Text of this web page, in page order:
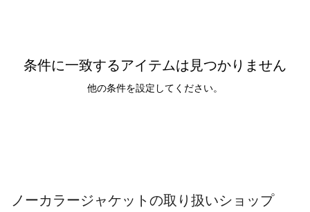
条件に一致するアイテムは見つかりません
他の条件を設定してください。
ノーカラージャケットの取り扱いショップ